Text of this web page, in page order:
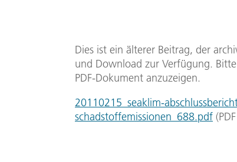
Dies ist ein älterer Beitrag, der
und Download zur Verfügung.
PDF-Dokument anzuzeigen.
20110215_seaklim-
schadstoffemissionen_688.pdf (PDF